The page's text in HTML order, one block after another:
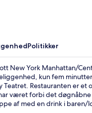
Politikker
New York Manhattan/
kun fem
Teatret. Restauranten er et
været forbi det
af med en drink i baren/